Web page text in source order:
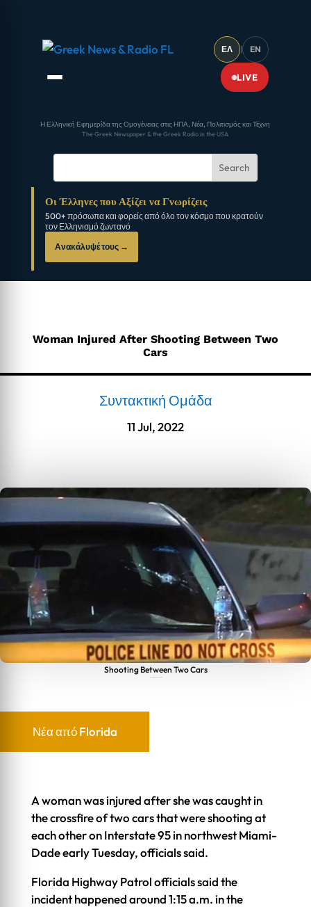
ΕΛ | EN
LIVE
Η Ελληνική Εφημερίδα της Ομογένειας στις ΗΠΑ, Νέα, Πολιτισμός και Τέχνη
The Greek Newspaper & the Greek Radio in the USA
Οι Έλληνες που Αξίζει να Γνωρίζεις
500+ πρόσωπα και φορείς από όλο τον κόσμο που κρατούν
τον Ελληνισμό ζωντανό
Ανακάλυψέ τους →
Woman Injured After Shooting Between Two
Cars
Συντακτική Ομάδα
11 Jul, 2022
Shooting Between Two Cars
Νέα από Florida
A woman was injured after she was caught in
the crossfire of two cars that were shooting at
each other on Interstate 95 in northwest Miami-
Dade early Tuesday, officials said.
Florida Highway Patrol officials said the
incident happened around 1:15 a.m. in the